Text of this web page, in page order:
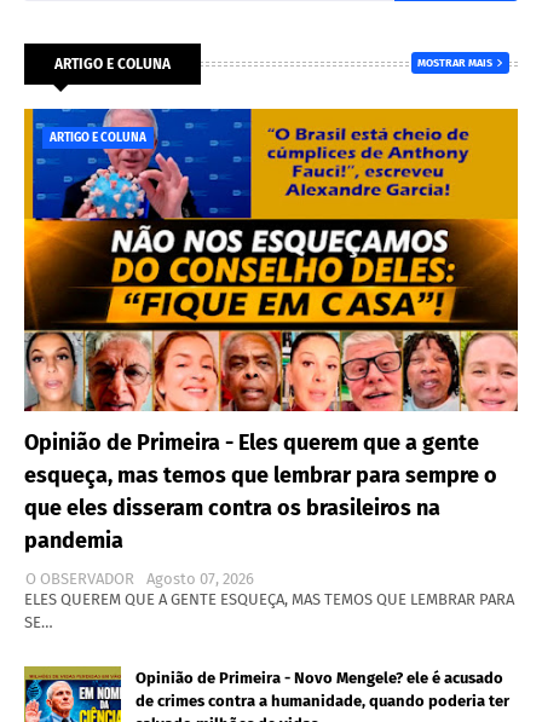
ARTIGO E COLUNA MOSTRAR MAIS
ARTIGO E COLUNA
Opinião de Primeira - Eles querem que a gente
esqueça, mas temos que lembrar para sempre o
que eles disseram contra os brasileiros na
pandemia
O OBSERVADOR
Agosto 07, 2026
ELES QUEREM QUE A GENTE ESQUEÇA, MAS TEMOS QUE LEMBRAR PARA
SE…
Opinião de Primeira - Novo Mengele? ele é acusado
de crimes contra a humanidade, quando poderia ter